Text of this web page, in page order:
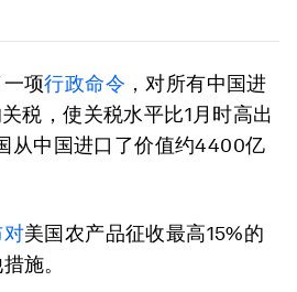
项行政命令 ，对所有中国进
税，使关税水平比1月时高出
从中国进口了价值约4400亿
对美国农产品征收最高15%的
施。